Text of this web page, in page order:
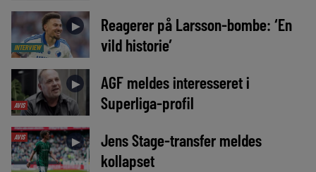
INTERVIEW
►
Reagerer på Larsson-bombe: ‘En
vild historie’
AVIS
►
AGF meldes interesseret i
Superliga-profil
AVIS ►
Jens Stage-transfer meldes
kollapset